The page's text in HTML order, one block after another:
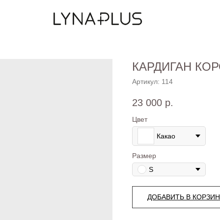
КАРДИГАН
Артикул: 114
23 000 р.
Цвет
Какао
Размер
S
ДОБАВИТЬ В